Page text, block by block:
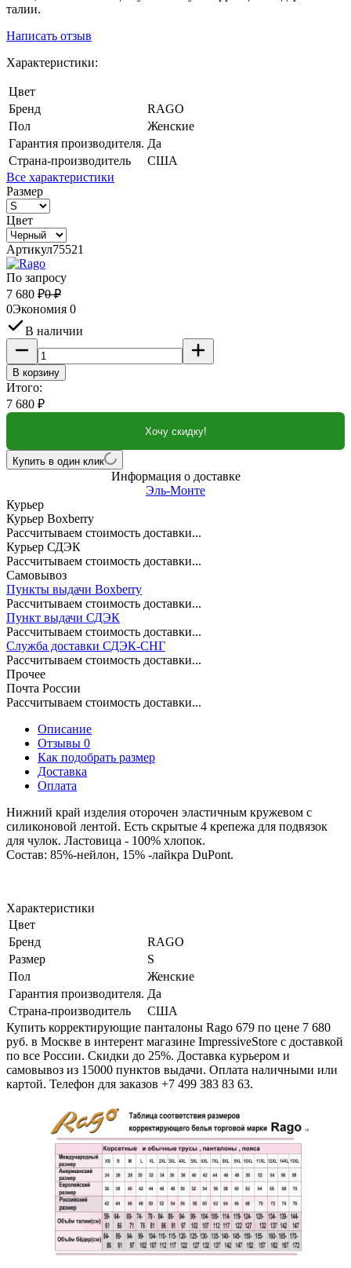
талии.
Написать отзыв
Характеристики:
Цвет
Бренд
RAGO
Пол
Женские
Гарантия производителя. Да
Страна-производитель
США
Все характеристики
Размер
Цвет
Артикул75521
По запросу
7 680 ₽0 ₽
0Экономия 0
В наличии
В корзину
Итого:
7 680 ₽
Хочу скидку!
Купить в один клик
Информация о доставке
Эль-Монте
Курьер
Курьер Boxberry
Рассчитываем стоимость доставки...
Курьер СДЭК
Рассчитываем стоимость доставки...
Самовывоз
Пункты выдачи Boxberry
Рассчитываем стоимость доставки...
Пункт выдачи СДЭК
Рассчитываем стоимость доставки...
Служба доставки СДЭК-СНГ
Рассчитываем стоимость доставки...
Прочее
Почта России
Рассчитываем стоимость доставки...
Описание
Отзывы 0
Как подобрать размер
Доставка
Оплата
Нижний край изделия оторочен эластичным кружевом с
силиконовой лентой. Есть скрытые 4 крепежа для подвязок
для чулок. Ластовица - 100% хлопок.
Состав: 85%-нейлон, 15% -лайкра DuPont.
Характеристики
Цвет
Бренд
RAGO
Размер
S
Пол
Женские
Гарантия производителя. Да
Страна-производитель
США
Купить корректирующие панталоны Rago 679 по цене 7 680
руб. в Москве в интерент магазине ImpressiveStore с доставкой
по все России. Скидки до 25%. Доставка курьером и
самовывоз из 15000 пунктов выдачи. Оплата наличными или
картой. Телефон для заказов +7 499 383 83 63.